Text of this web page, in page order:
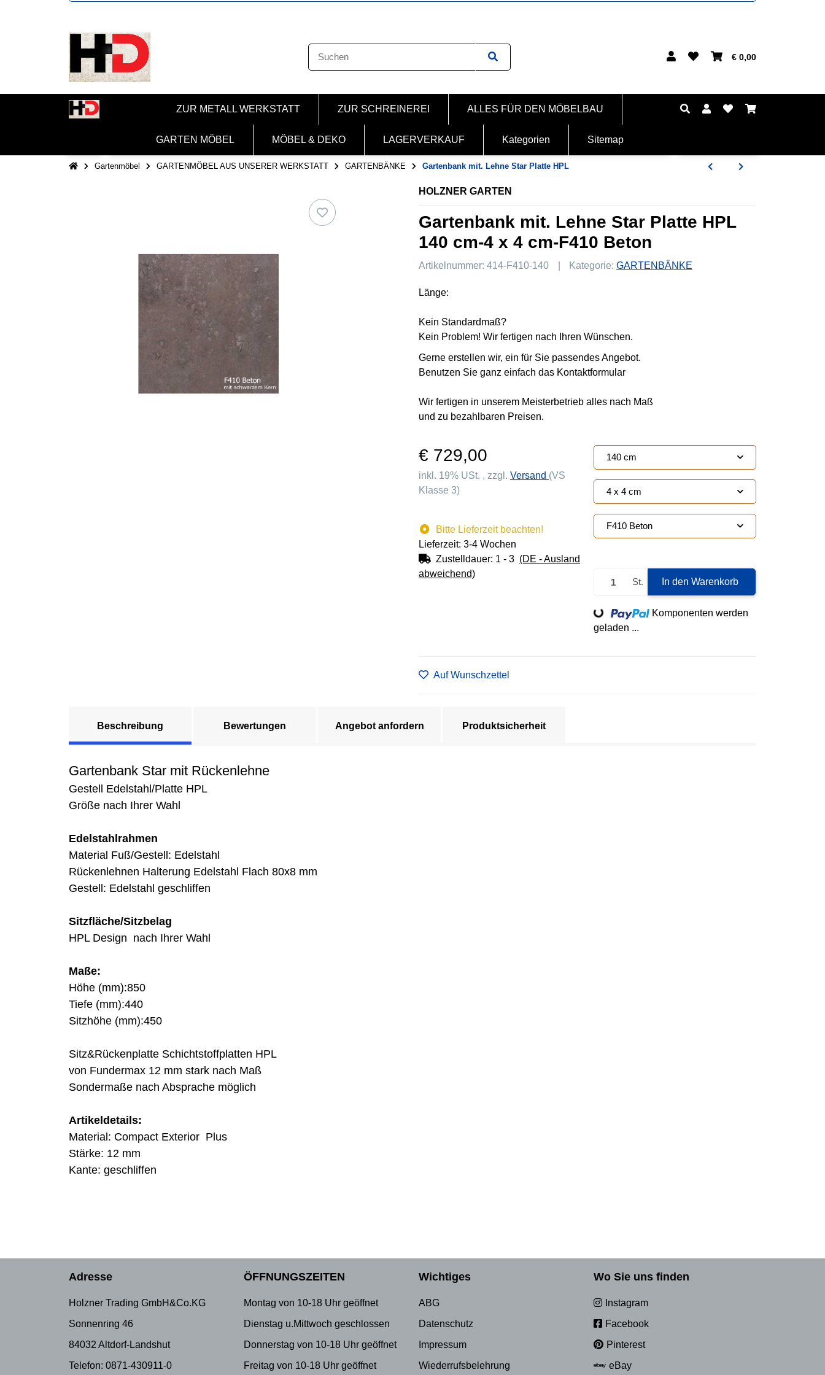
€ 0,00
ZUR METALL WERKSTATT ZUR SCHREINEREI ALLES FÜR DEN MÖBELBAU
GARTEN MÖBEL MÖBEL & DEKO LAGERVERKAUF Kategorien Sitemap
Gartenmöbel GARTENMÖBEL AUS UNSERER WERKSTATT GARTENBÄNKE Gartenbank mit. Lehne Star Platte HPL
HOLZNER GARTEN
Gartenbank mit. Lehne Star Platte HPL
140 cm-4 x 4 cm-F410 Beton
Artikelnummer: 414-F410-140 Kategorie: GARTENBÄNKE
Länge:
Kein Standardmaß?
Kein Problem! Wir fertigen nach Ihren Wünschen.
Gerne erstellen wir, ein für Sie passendes Angebot.
Benutzen Sie ganz einfach das Kontaktformular
Wir fertigen in unserem Meisterbetrieb alles nach Maß
und zu bezahlbaren Preisen.
€ 729,00
inkl. 19% USt. , zzgl. Versand (VS
Klasse 3)
Bitte Lieferzeit beachten!
Lieferzeit: 3-4 Wochen
Zustelldauer: 1 - 3 (DE - Ausland
abweichend)
140 cm
4 x 4 cm
F410 Beton
St. In den Warenkorb
Loading...
Komponenten werden
geladen ...
Auf Wunschzettel
Beschreibung Bewertungen Angebot anfordern Produktsicherheit
Gartenbank Star mit Rückenlehne
Gestell Edelstahl/Platte HPL
Größe nach Ihrer Wahl
Edelstahlrahmen
Material Fuß/Gestell: Edelstahl
Rückenlehnen Halterung Edelstahl Flach 80x8 mm
Gestell: Edelstahl geschliffen
Sitzfläche/Sitzbelag
HPL Design nach Ihrer Wahl
Maße:
Höhe (mm):850
Tiefe (mm):440
Sitzhöhe (mm):450
Sitz&Rückenplatte Schichtstoffplatten HPL
von Fundermax 12 mm stark nach Maß
Sondermaße nach Absprache möglich
Artikeldetails:
Material: Compact Exterior Plus
Stärke: 12 mm
Kante: geschliffen
Adresse
Holzner Trading GmbH&Co.KG
Sonnenring 46
84032 Altdorf-Landshut
Telefon: 0871-430911-0
ÖFFNUNGSZEITEN
Montag von 10-18 Uhr geöffnet
Dienstag u.Mittwoch geschlossen
Donnerstag von 10-18 Uhr geöffnet
Freitag von 10-18 Uhr geöffnet
Wichtiges
ABG
Datenschutz
Impressum
Wiederrufsbelehrung
Wo Sie uns finden
Instagram
Facebook
Pinterest
eBay